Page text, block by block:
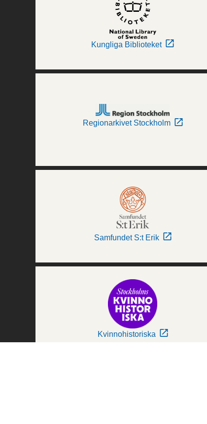
Kungliga Biblioteket
Regionarkivet Stockholm
Samfundet S:t Erik
Kvinnohistoriska